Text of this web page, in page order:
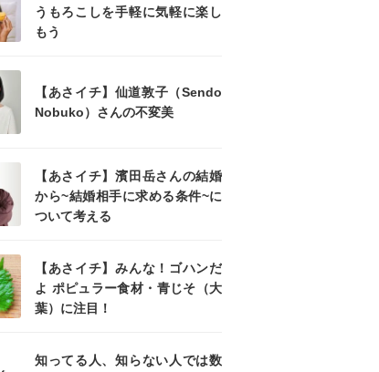
うもろこしを手軽に気軽に楽し
もう
【あさイチ】仙道敦子（Sendo
Nobuko）さんの不変美
【あさイチ】濱田岳さんの結婚
から~結婚相手に求める条件~に
ついて考える
【あさイチ】みんな！ゴハンだ
よ ポピュラー食材・青じそ（大
葉）に注目！
知ってる人、知らない人では数